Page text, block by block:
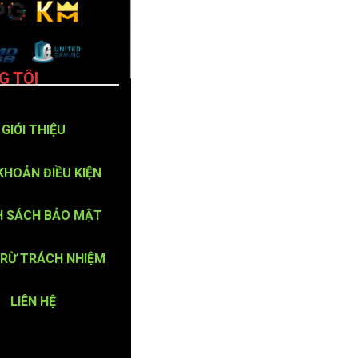
TÔI
GIỚI THIỆU
ĐIỀU KIỆN
SÁCH BẢO MẬT
TRÁCH NHIỆM
LIÊN HỆ